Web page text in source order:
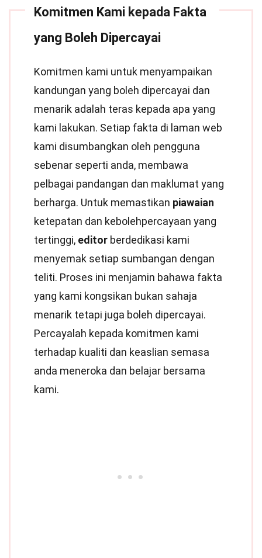
Komitmen Kami kepada Fakta
yang Boleh Dipercayai
Komitmen kami untuk menyampaikan
kandungan yang boleh dipercayai dan
menarik adalah teras kepada apa yang
kami lakukan. Setiap fakta di laman web
kami disumbangkan oleh pengguna
sebenar seperti anda, membawa
pelbagai pandangan dan maklumat yang
berharga. Untuk memastikan piawaian
ketepatan dan kebolehpercayaan yang
tertinggi, editor berdedikasi kami
menyemak setiap sumbangan dengan
teliti. Proses ini menjamin bahawa fakta
yang kami kongsikan bukan sahaja
menarik tetapi juga boleh dipercayai.
Percayalah kepada komitmen kami
terhadap kualiti dan keaslian semasa
anda meneroka dan belajar bersama
kami.